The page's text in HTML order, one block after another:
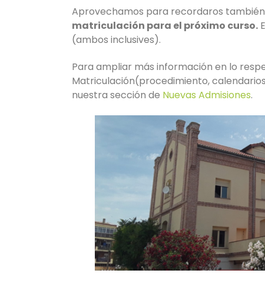
Aprovechamos para recordaros
matriculación para el próximo curso.
(ambos inclusives).
Para ampliar más información en lo
Matriculación(procedimiento,
nuestra sección de Nuevas Admisiones.